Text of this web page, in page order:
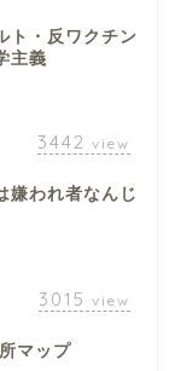
ト・反ワクチン
主義
3442 view
嫌われ者なんじ
3015 view
マップ